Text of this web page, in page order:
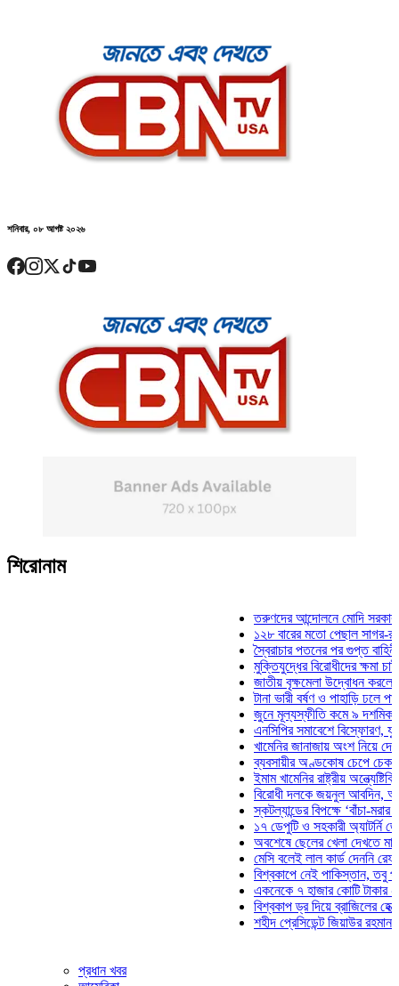
শনিবার, ০৮ আগষ্ট ২০২৬
শিরোনাম
তরুণদের আন্দোলনে মোদি সরকার দুর্বল
১২৮ বারের মতো পেছাল সাগর-রুনি
স্বৈরাচার পতনের পর গুপ্ত বাহিনীর
মুক্তিযুদ্ধের বিরোধীদের ক্ষমা চাইতে
জাতীয় বৃক্ষমেলা উদ্বোধন করলেন
টানা ভারী বর্ষণ ও পাহাড়ি ঢলে পানিবন্দি
জুনে মূল্যস্ফীতি কমে ৯ দশমিক ১৬
এনসিপির সমাবেশে বিস্ফোরণ,
খামেনির জানাজায় অংশ নিয়ে দেশে
ব্যবসায়ীর অণ্ডকোষ চেপে চেক-
ইমাম খামেনির রাষ্ট্রীয়
বিরোধী দলকে জয়নুল আবদিন, আপনারা
স্কটল্যান্ডের বিপক্ষে ‘বাঁচা-মরার
১৭ ডেপুটি ও সহকারী অ্যাটর্নি
অবশেষে ছেলের খেলা দেখতে মাঠে
মেসি বলেই লাল কার্ড দেননি রেফারি!
বিশ্বকাপে নেই পাকিস্তান, তবু প্রতিটি
একনেকে ৭ হাজার কোটি টাকার ৫
বিশ্বকাপ ড্র দিয়ে ব্রাজিলের হেক্সা
শহীদ প্রেসিডেন্ট জিয়াউর রহমান
প্রধান খবর